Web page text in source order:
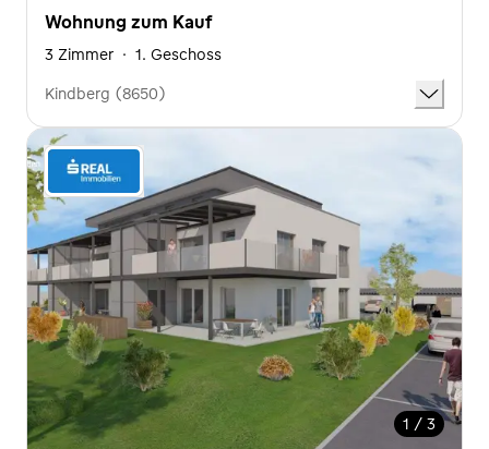
Wohnung zum Kauf
3 Zimmer · 1. Geschoss
Kindberg (8650)
1 / 3